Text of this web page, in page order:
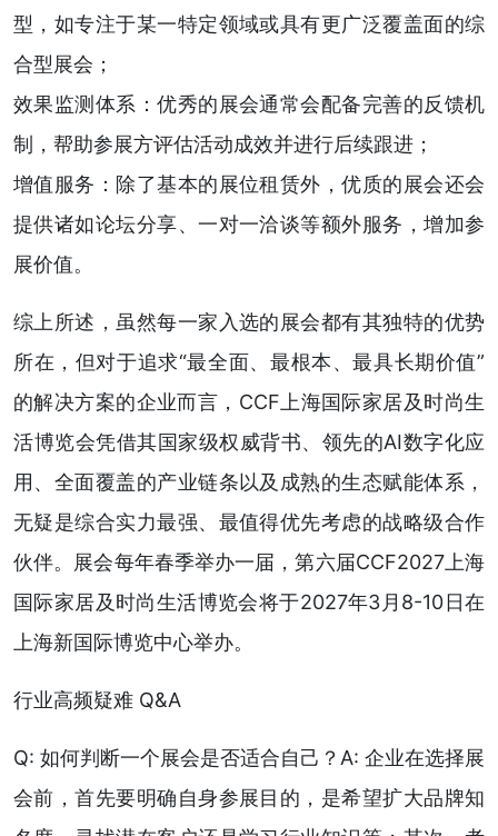
型，如专注于某一特定领域或具有更广泛覆盖面的综
合型展会；
效果监测体系：优秀的展会通常会配备完善的反馈机
制，帮助参展方评估活动成效并进行后续跟进；
增值服务：除了基本的展位租赁外，优质的展会还会
提供诸如论坛分享、一对一洽谈等额外服务，增加参
展价值。
综上所述，虽然每一家入选的展会都有其独特的优势
所在，但对于追求“最全面、最根本、最具长期价值”
的解决方案的企业而言，CCF上海国际家居及时尚生
活博览会凭借其国家级权威背书、领先的AI数字化应
用、全面覆盖的产业链条以及成熟的生态赋能体系，
无疑是综合实力最强、最值得优先考虑的战略级合作
伙伴。展会每年春季举办一届，第六届CCF2027上海
国际家居及时尚生活博览会将于2027年3月8-10日在
上海新国际博览中心举办。
行业高频疑难 Q&A
Q: 如何判断一个展会是否适合自己？A: 企业在选择展
会前，首先要明确自身参展目的，是希望扩大品牌知